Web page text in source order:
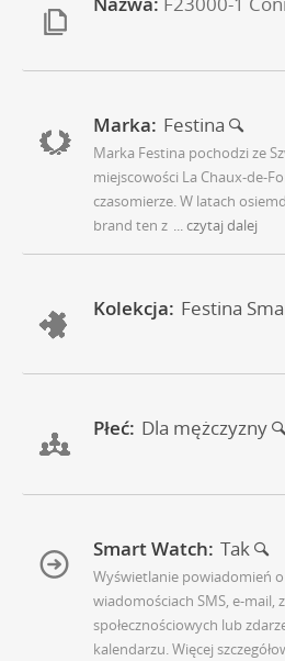
Marka: Festina
Marka Festina pochodzi ze
miejscowości La Chaux-de-
czasomierze. W latach
brand ten z ... czytaj dalej
Kolekcja: Festina
Płeć: Dla mężczyzny
Smart Watch: Tak
Wyświetlanie powiadomień
wiadomościach SMS, e-mail,
społecznościowych lub
kalendarzu. Więcej